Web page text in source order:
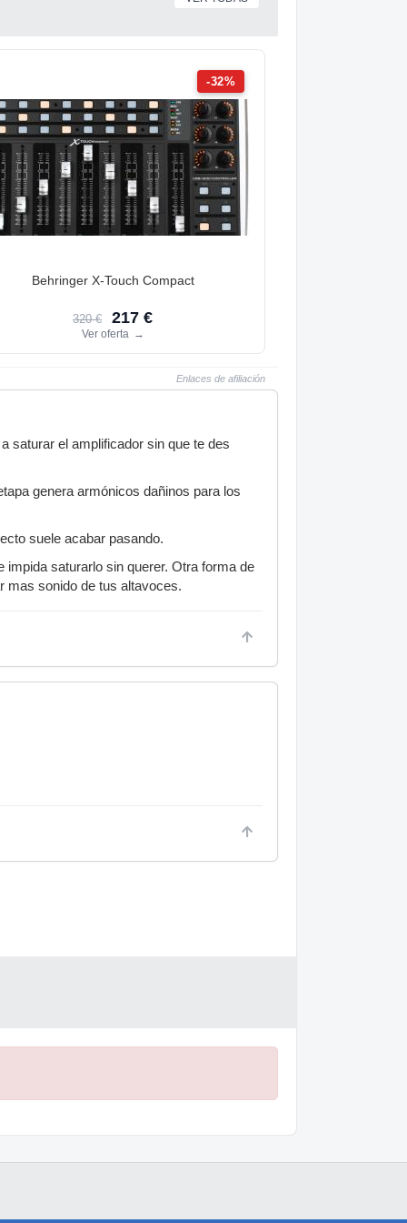
-32%
Behringer X-Touch Compact
320 € 217 €
Ver oferta →
Enlaces de afiliación
saturar el amplificador sin que te des
genera armónicos dañinos para los
suele acabar pasando.
saturarlo sin querer. Otra forma de
mas sonido de tus altavoces.